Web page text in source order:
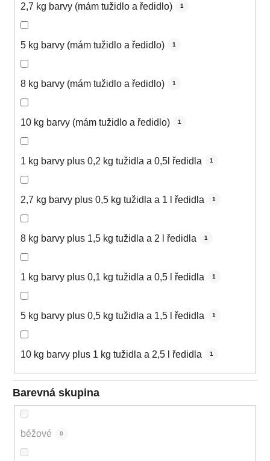
2,7 kg barvy (mám tužidlo a ředidlo) 1
5 kg barvy (mám tužidlo a ředidlo) 1
8 kg barvy (mám tužidlo a ředidlo) 1
10 kg barvy (mám tužidlo a ředidlo) 1
1 kg barvy plus 0,2 kg tužidla a 0,5l ředidla 1
2,7 kg barvy plus 0,5 kg tužidla a 1 l ředidla 1
8 kg barvy plus 1,5 kg tužidla a 2 l ředidla 1
1 kg barvy plus 0,1 kg tužidla a 0,5 l ředidla 1
5 kg barvy plus 0,5 kg tužidla a 1,5 l ředidla 1
10 kg barvy plus 1 kg tužidla a 2,5 l ředidla 1
Barevná skupina
béžové 0